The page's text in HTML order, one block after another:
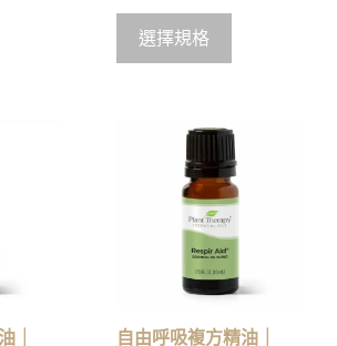
5
選擇規格
｜ 自由呼吸複方精油｜